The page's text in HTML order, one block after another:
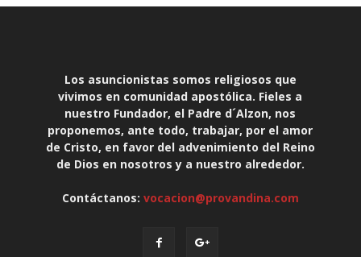
Los asuncionistas somos religiosos que
vivimos en comunidad apostólica. Fieles a
nuestro Fundador, el Padre d´Alzon, nos
proponemos, ante todo, trabajar, por el amor
de Cristo, en favor del advenimiento del Reino
de Dios en nosotros y a nuestro alrededor.
Contáctanos: vocacion@provandina.com